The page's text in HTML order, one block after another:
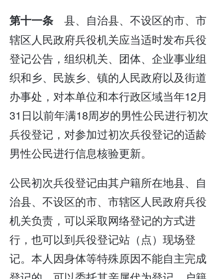
第十一条 县、自治县、不设区的市、市
辖区人民政府兵役机关应当适时发布兵役
登记公告，组织机关、团体、企业事业组
织和乡、民族乡、镇的人民政府以及街道
办事处，对本单位和本行政区域当年12月
31日以前年满18周岁的男性公民进行初次
兵役登记，对参加过初次兵役登记的适龄
男性公民进行信息核验更新。
公民初次兵役登记由其户籍所在地县、自
治县、不设区的市、市辖区人民政府兵役
机关负责，可以采取网络登记的方式进
行，也可以到兵役登记站（点）现场登
记。本人因身体等特殊原因不能自主完成